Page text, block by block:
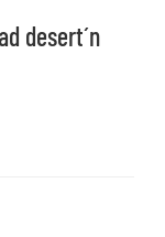
desert´n